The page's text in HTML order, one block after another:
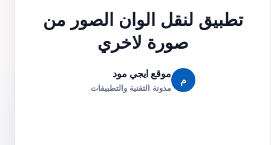
تطبيق لنقل الوان الصور من
صورة لاخري
م
موقع ايجي مود
مدونة التقنية والتطبيقات